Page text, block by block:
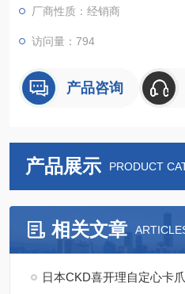
厂商性质：经销商
访问量：794
产品咨询
产品展示 PRODUCT
相关文章
日本CKD喜开理自定心卡